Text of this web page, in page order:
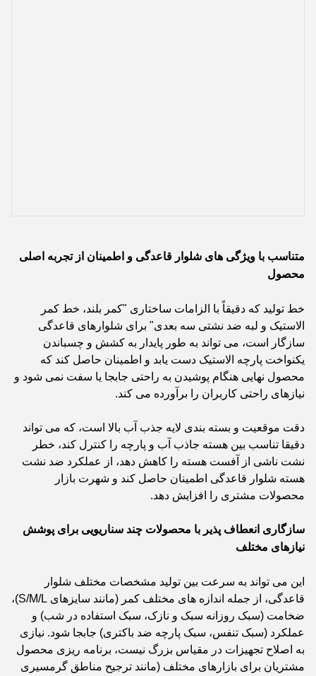
متناسب با ویژگی های شلوار قاعدگی و اطمینان از تجربه اصلی
محصول
خط تولید که دقیقاً با الزامات ساختاری "کمر بلند، خط کمر
الاستیک و لبه ضد نشتی سه بعدی" برای شلوارهای قاعدگی
سازگار است، می تواند به طور پایدار به کشش و چسباندن
یکنواخت پارچه الاستیک دست یابد و اطمینان حاصل کند که
محصول نهایی هنگام پوشیدن به راحتی جابجا یا سفت نمی شود و
نیازهای راحتی کاربران را برآورده می کند.
دقت موقعیت و بسته بندی لایه جذب آب بالا است، که می تواند
دقیقا تناسب بین هسته جاذب آب و پارچه را کنترل کند، خطر
نشت ناشی از آفست هسته را کاهش دهد، از عملکرد ضد نشت
هسته شلوار قاعدگی اطمینان حاصل کند و شهرت بازار
محصولات مشتری را افزایش دهد.
سازگاری انعطاف پذیر با محصولات چند سناریویی برای پوشش
نیازهای مختلف
این می تواند به سرعت بین تولید مشخصات مختلف شلوار
قاعدگی، از جمله اندازه های مختلف کمر (مانند سایزهای S/M/L)،
ضخامت (سبک روزانه سبک و نازک، سبک استفاده در شب) و
عملکرد (سبک تنفس، سبک پارچه ضد باکتری) جابجا شود. نیازی
به اصلاح تجهیزات در مقیاس بزرگ نیست، برنامه ریزی محصول
مشتریان برای بازارهای مختلف (مانند ترجیح مناطق گرمسیری